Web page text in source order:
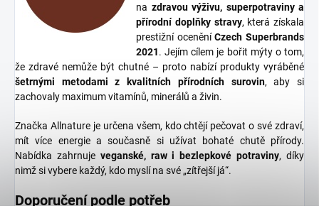
na zdravou výživu, superpotraviny a
přírodní doplňky stravy, která získala
prestižní oceněníCzech Superbrands
2021. Jejím cílem je bořit mýty o tom,
že zdravé nemůže být chutné – proto nabízí produkty vyráběné
šetrnými metodami z kvalitních přírodních surovin, aby si
zachovaly maximum vitamínů, minerálů a živin.
Značka Allnature je určena všem, kdo chtějí pečovat o své zdraví,
mít více energie a současně si užívat bohaté chutě přírody.
Nabídka zahrnuje veganské, raw i bezlepkové potraviny, díky
nimž si vybere každý, kdo myslí na své „zítřejší já“.
Doporučení podle potřeb